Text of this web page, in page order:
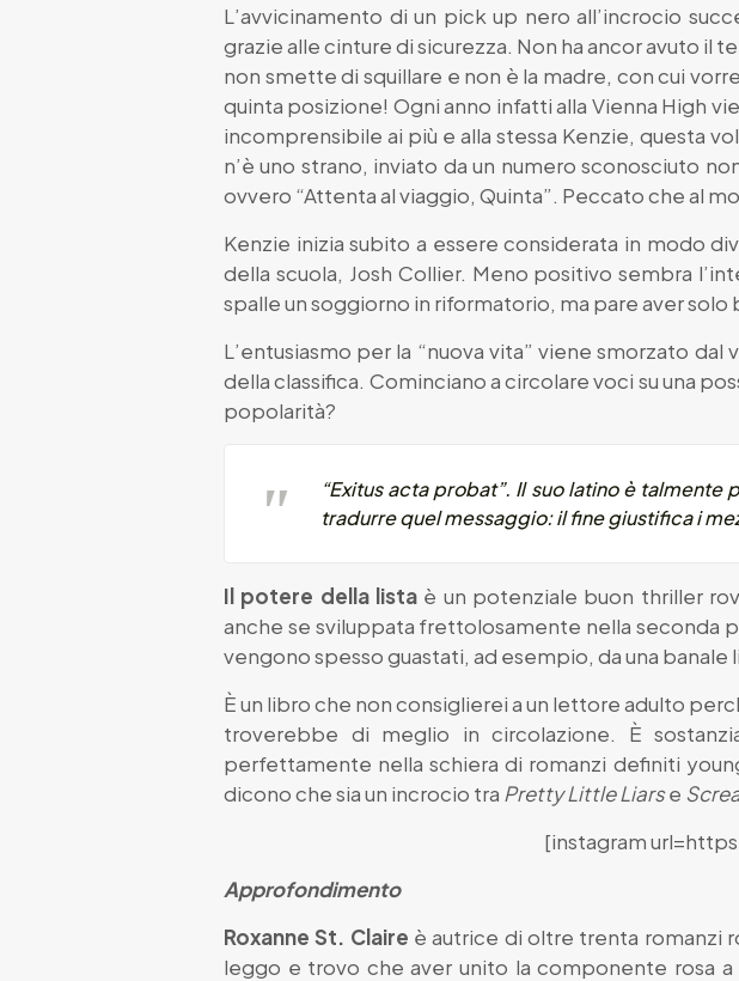
L’avvicinamento di un pick up nero all’incrocio
grazie alle cinture di sicurezza. Non ha ancor avuto il
non smette di squillare e non è la madre, con cui
quinta posizione! Ogni anno infatti alla Vienna High
incomprensibile ai più e alla stessa Kenzie, questa
n’è uno strano, inviato da un numero sconosciuto
ovvero “Attenta al viaggio, Quinta”. Peccato che al
Kenzie inizia subito a essere considerata in modo
della scuola, Josh Collier. Meno positivo sembra
spalle un soggiorno in riformatorio, ma pare aver
L’entusiasmo per la “nuova vita” viene smorzato
della classifica. Cominciano a circolare voci su una
popolarità?
“Exitus acta probat”. Il suo latino è
tradurre quel messaggio: il fine giustifica i
Il potere della lista è un potenziale buon thriller
anche se sviluppata frettolosamente nella seconda
vengono spesso guastati, ad esempio, da una
È un libro che non consiglierei a un lettore adulto
troverebbe di meglio in circolazione. È
perfettamente nella schiera di romanzi definiti
dicono che sia un incrocio tra Pretty Little Liarse
[instagram
Approfondimento
Roxanne St. Claire è autrice di oltre trenta romanzi
leggo e trovo che aver unito la componente rosa